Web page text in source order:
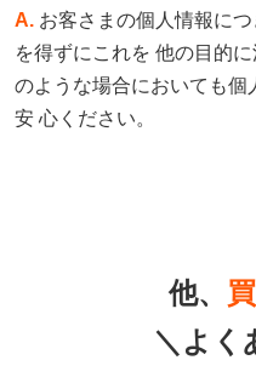
A. お客さまの個人情報に
を得ずにこれを 他の目的
のような場合においても個
安 心ください。
他、
＼よく